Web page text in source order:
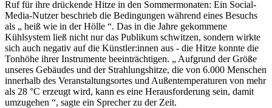
Ruf für ihre drückende Hitze in den Sommermonaten: Ein Social-
Media-Nutzer beschrieb die Bedingungen während eines Besuchs
als „ heiß wie in der Hölle “. Das in die Jahre gekommene
Kühlsystem ließ nicht nur das Publikum schwitzen, sondern wirkte
sich auch negativ auf die Künstler:innen aus - die Hitze konnte die
Tonhöhe ihrer Instrumente beeinträchtigen. „ Aufgrund der Größe
unseres Gebäudes und der Strahlungshitze, die von 6.000 Menschen
innerhalb des Veranstaltungsortes und Außentemperaturen von mehr
als 28 °C erzeugt wird, kann es eine Herausforderung sein, damit
umzugehen “, sagte ein Sprecher zu der Zeit.